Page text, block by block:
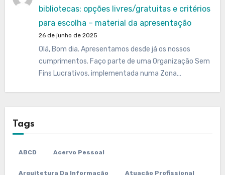
bibliotecas: opções livres/gratuitas e critérios
para escolha – material da apresentação
26 de junho de 2025
Olá, Bom dia. Apresentamos desde já os nossos
cumprimentos. Faço parte de uma Organização Sem
Fins Lucrativos, implementada numa Zona…
Tags
ABCD Acervo Pessoal
Arquitetura Da Informação Atuação Profissional